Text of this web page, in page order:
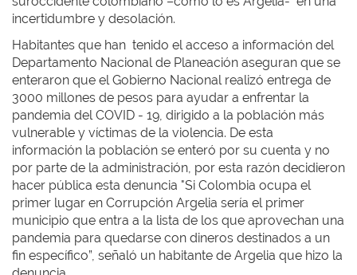
incertidumbre y desolación.
Habitantes que han tenido el acceso a información del
Departamento Nacional de Planeación aseguran que se
enteraron que el Gobierno Nacional realizó entrega de
3000 millones de pesos para ayudar a enfrentar la
pandemia del COVID - 19, dirigido a la población más
vulnerable y víctimas de la violencia. De esta
información la población se enteró por su cuenta y no
por parte de la administración, por esta razón decidieron
hacer pública esta denuncia "Si Colombia ocupa el
primer lugar en Corrupción Argelia sería el primer
municipio que entra a la lista de los que aprovechan una
pandemia para quedarse con dineros destinados a un
fin específico”, señaló un habitante de Argelia que hizo la